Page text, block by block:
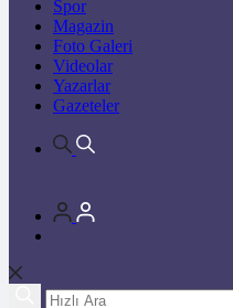
Spor
Magazin
Foto Galeri
Videolar
Yazarlar
Gazeteler